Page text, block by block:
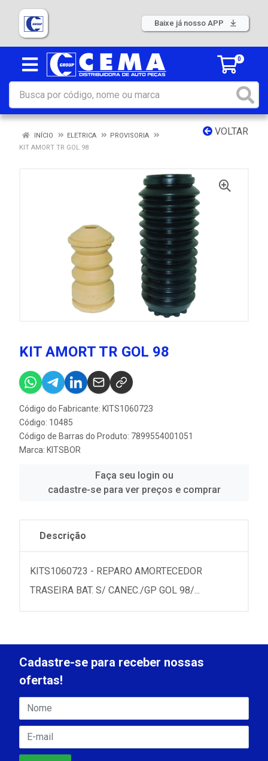
Baixe já nosso APP
0
VOLTAR
INÍCIO ELETRICA
PROVISORIA
KIT AMORT TR GOL 98
KIT AMORT TR GOL 98
Código do Fabricante: KITS1060723
Código: 10485
Código de Barras do Produto: 7899554001051
Marca: KITSBOR
Faça seu login ou
cadastre-se para ver preços e comprar
Descrição
KITS1060723 - REPARO AMORTECEDOR
TRASEIRA BAT. S/ CANEC./GP GOL 98/...
Cadastre-se para receber nossas
ofertas!